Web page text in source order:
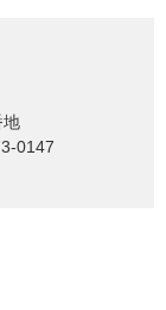
地
0147